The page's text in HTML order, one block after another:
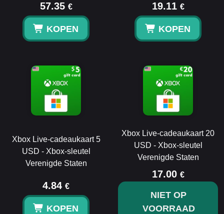
57.35 €
KOPEN
19.11 €
KOPEN
Xbox Live-cadeaukaart 5
USD - Xbox-sleutel
Verenigde Staten
4.84 €
KOPEN
Xbox Live-cadeaukaart 20
USD - Xbox-sleutel
Verenigde Staten
17.00 €
NIET OP
VOORRAAD